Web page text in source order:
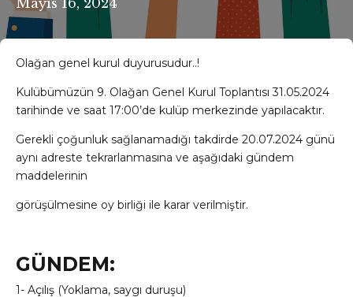
Mayıs 16, 2024
Olağan genel kurul duyurusudur..!
Kulübümüzün 9. Olağan Genel Kurul Toplantısı 31.05.2024
tarihinde ve saat 17:00’de kulüp merkezinde yapılacaktır.
Gerekli çoğunluk sağlanamadığı takdirde 20.07.2024 günü
aynı adreste tekrarlanmasına ve aşağıdaki gündem
maddelerinin
görüşülmesine oy birliği ile karar verilmiştir.
GÜNDEM:
1- Açılış (Yoklama, saygı duruşu)